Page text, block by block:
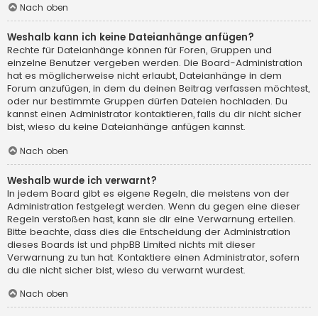
Nach oben
Weshalb kann ich keine Dateianhänge anfügen?
Rechte für Dateianhänge können für Foren, Gruppen und
einzelne Benutzer vergeben werden. Die Board-Administration
hat es möglicherweise nicht erlaubt, Dateianhänge in dem
Forum anzufügen, in dem du deinen Beitrag verfassen möchtest,
oder nur bestimmte Gruppen dürfen Dateien hochladen. Du
kannst einen Administrator kontaktieren, falls du dir nicht sicher
bist, wieso du keine Dateianhänge anfügen kannst.
Nach oben
Weshalb wurde ich verwarnt?
In jedem Board gibt es eigene Regeln, die meistens von der
Administration festgelegt werden. Wenn du gegen eine dieser
Regeln verstoßen hast, kann sie dir eine Verwarnung erteilen.
Bitte beachte, dass dies die Entscheidung der Administration
dieses Boards ist und phpBB Limited nichts mit dieser
Verwarnung zu tun hat. Kontaktiere einen Administrator, sofern
du die nicht sicher bist, wieso du verwarnt wurdest.
Nach oben